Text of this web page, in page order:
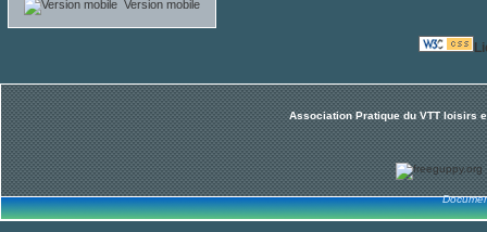
Version mobile
Association Pratique du VTT loisirs